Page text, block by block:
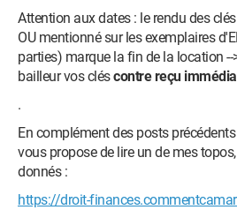
Attention aux dates : le rendu des
OU mentionné sur les exemplaires
parties) marque la fin de la location --
bailleur vos cléscontre reçu
.
En complément des posts
vous propose de lire un de mes
donnés :
https://droit-